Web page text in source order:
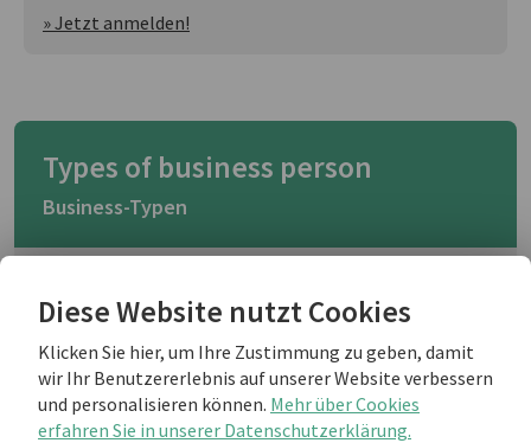
Diese Website nutzt Cookies
Klicken Sie hier, um Ihre Zustimmung zu geben, damit
wir Ihr Benutzererlebnis auf unserer Website verbessern
und personalisieren können. Mehr über Cookies
erfahren Sie in unserer Datenschutzerklärung.
» Jetzt anmelden!
Types of business person
Business-Typen
Thinkstock
demotivating, we have to work with all
sorts of people and it can be difficult to
work out what someone will be like in a
new situation, so here we look over the
assessments that are available.